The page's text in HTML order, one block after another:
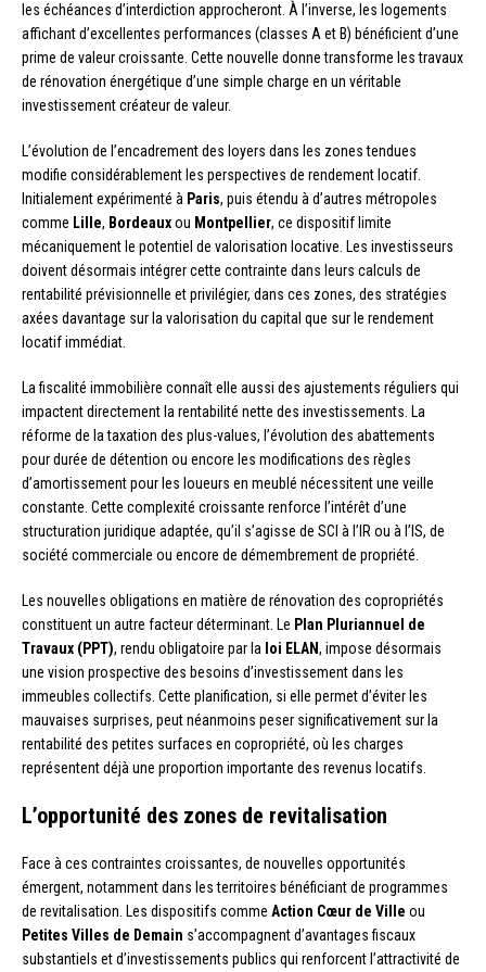
les échéances d’interdiction approcheront. À l’inverse, les logements
affichant d’excellentes performances (classes A et B) bénéficient d’une
prime de valeur croissante. Cette nouvelle donne transforme les travaux
de rénovation énergétique d’une simple charge en un véritable
investissement créateur de valeur.
L’évolution de l’encadrement des loyers dans les zones tendues
modifie considérablement les perspectives de rendement locatif.
Initialement expérimenté à Paris, puis étendu à d’autres métropoles
comme Lille, Bordeauxou Montpellier, ce dispositif limite
mécaniquement le potentiel de valorisation locative. Les investisseurs
doivent désormais intégrer cette contrainte dans leurs calculs de
rentabilité prévisionnelle et privilégier, dans ces zones, des stratégies
axées davantage sur la valorisation du capital que sur le rendement
locatif immédiat.
La fiscalité immobilière connaît elle aussi des ajustements réguliers qui
impactent directement la rentabilité nette des investissements. La
réforme de la taxation des plus-values, l’évolution des abattements
pour durée de détention ou encore les modifications des règles
d’amortissement pour les loueurs en meublé nécessitent une veille
constante. Cette complexité croissante renforce l’intérêt d’une
structuration juridique adaptée, qu’il s’agisse de SCI à l’IR ou à l’IS, de
société commerciale ou encore de démembrement de propriété.
Les nouvelles obligations en matière de rénovation des copropriétés
constituent un autre facteur déterminant. Le Plan Pluriannuel de
Travaux (PPT), rendu obligatoire par la loi ELAN, impose désormais
une vision prospective des besoins d’investissement dans les
immeubles collectifs. Cette planification, si elle permet d’éviter les
mauvaises surprises, peut néanmoins peser significativement sur la
rentabilité des petites surfaces en copropriété, où les charges
représentent déjà une proportion importante des revenus locatifs.
L’opportunité des zones de revitalisation
Face à ces contraintes croissantes, de nouvelles opportunités
émergent, notamment dans les territoires bénéficiant de programmes
de revitalisation. Les dispositifs comme Action Cœur de Ville ou
Petites Villes de Demain s’accompagnent d’avantages fiscaux
substantiels et d’investissements publics qui renforcent l’attractivité de